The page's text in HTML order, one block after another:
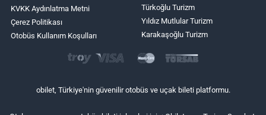
KVKK Aydınlatma Metni
Çerez Politikası
Otobüs Kullanım Koşulları
Türkoğlu Turizm
Yıldız Mutlular Turizm
Karakaşoğlu Turizm
obilet, Türkiye'nin güvenilir otobüs ve uçak bileti platformu.